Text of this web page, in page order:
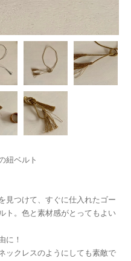
紐ベルト
見つけて、すぐに仕入れたゴー
ト。色と素材感がとってもよい
に！
ックレスのようにしても素敵で